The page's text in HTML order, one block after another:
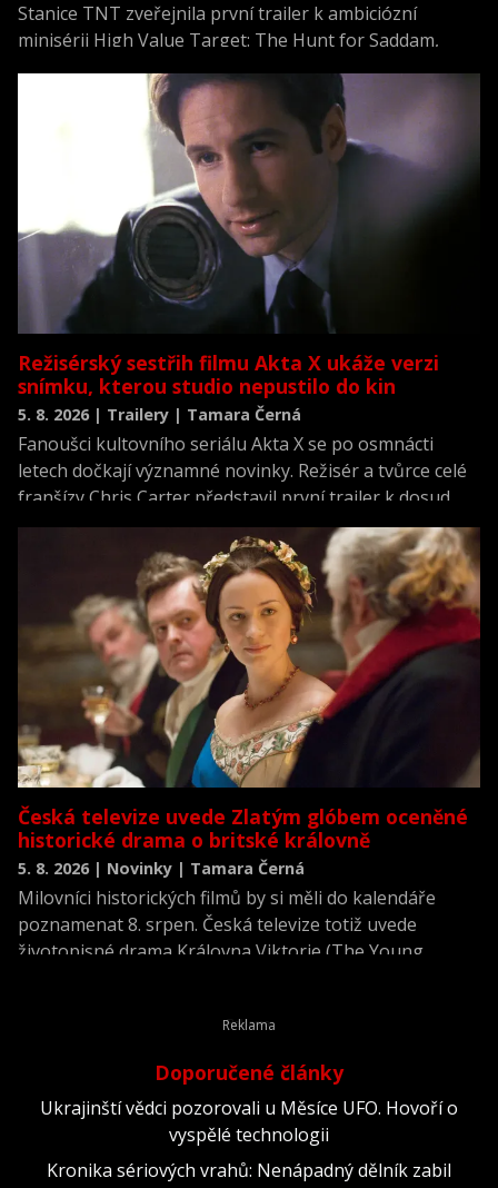
Stanice TNT zveřejnila první trailer k ambiciózní
minisérii High Value Target: The Hunt for Saddam,
novodobých dějin.
Režisérský sestřih filmu Akta X ukáže verzi
snímku, kterou studio nepustilo do kin
5. 8. 2026 | Trailery | Tamara Černá
Fanoušci kultovního seriálu Akta X se po osmnácti
letech dočkají významné novinky. Režisér a tvůrce celé
franšízy Chris Carter představil první trailer k dosud
neviděné režisérské verzi filmu Akta X: Chci uvěřit.
Česká televize uvede Zlatým glóbem oceněné
historické drama o britské královně
5. 8. 2026 | Novinky | Tamara Černá
Milovníci historických filmů by si měli do kalendáře
poznamenat 8. srpen. Česká televize totiž uvede
životopisné drama Královna Viktorie (The Young
Doporučené články
Ukrajinští vědci pozorovali u Měsíce UFO. Hovoří o
vyspělé technologii
Kronika sériových vrahů: Nenápadný dělník zabil